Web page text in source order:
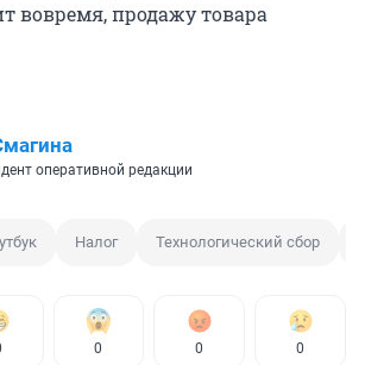
вовремя, продажу товара
оперативной редакции
Налог Технологический сбор
0 0 0